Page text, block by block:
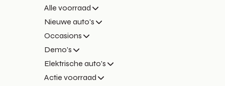
Alle voorraad
Nieuwe auto's
Occasions
Demo's
Elektrische auto's
Actie voorraad